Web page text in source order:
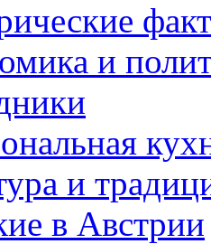
и
и
в Австрии